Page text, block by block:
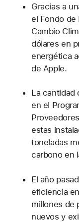
Gracias a
el Fondo de
Cambio
dólares en
energética
de Apple.
La cantidad
en el
estas
toneladas
carbono en
El año
eficiencia
millones de
nuevos y